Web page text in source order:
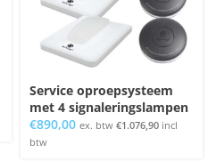
Service oproepsysteem
met 4 signaleringslampen
€890,00 ex. btw €1.076,90 incl
btw